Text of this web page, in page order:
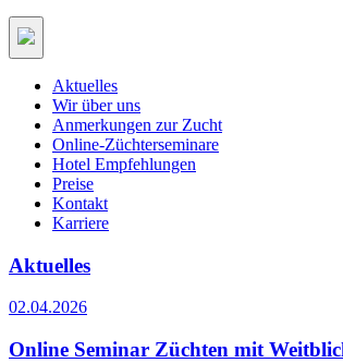
Aktuelles
Wir über uns
Anmerkungen zur Zucht
Online-Züchterseminare
Hotel Empfehlungen
Preise
Kontakt
Karriere
Aktuelles
02.04.2026
Online Seminar Züchten mit